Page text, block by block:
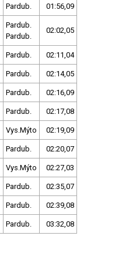
Pardub. 01:56,09
Pardub.
Pardub.
02:02,05
Pardub. 02:11,04
Pardub. 02:14,05
Pardub. 02:16,09
Pardub. 02:17,08
Vys.Mýto 02:19,09
Pardub. 02:20,07
Vys.Mýto 02:27,03
Pardub. 02:35,07
Pardub. 02:39,08
Pardub. 03:32,08